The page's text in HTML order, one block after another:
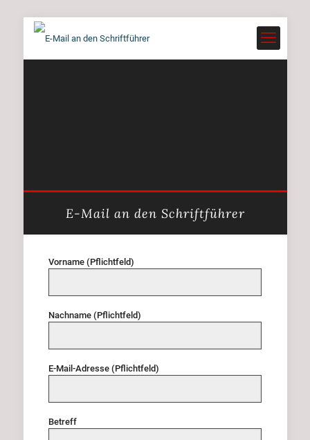
E-Mail an den Schriftführer
Vorname (Pflichtfeld)
Nachname (Pflichtfeld)
E-Mail-Adresse (Pflichtfeld)
Betreff